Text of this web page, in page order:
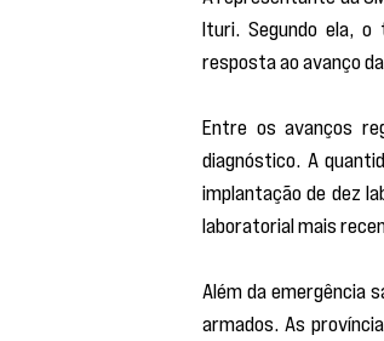
Ituri. Segundo ela,
resposta ao avanço
Entre os avanços
diagnóstico. A
implantação de dez
laboratorial mais
Além da emergência
armados. As